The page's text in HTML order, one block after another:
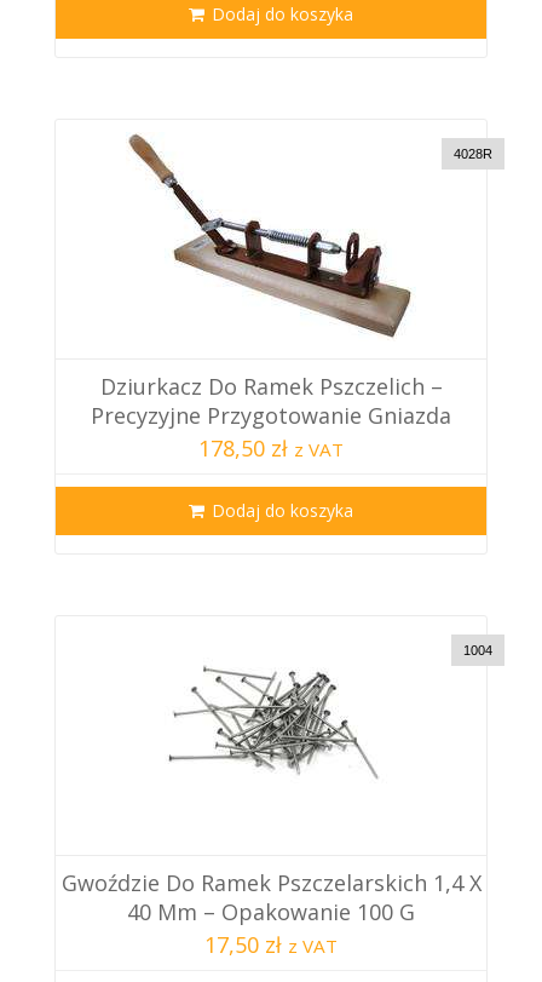
Dodaj do koszyka
4028R
Dziurkacz Do Ramek Pszczelich –
Precyzyjne Przygotowanie Gniazda
178,50 zł z VAT
Dodaj do koszyka
1004
Gwoździe Do Ramek Pszczelarskich 1,4 X
40 Mm – Opakowanie 100 G
17,50 zł z VAT